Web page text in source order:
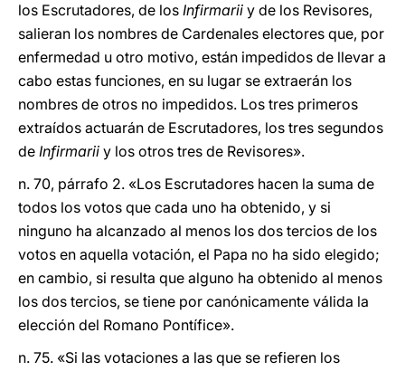
los Escrutadores, de los Infirmarii y de los Revisores,
salieran los nombres de Cardenales electores que, por
enfermedad u otro motivo, están impedidos de llevar a
cabo estas funciones, en su lugar se extraerán los
nombres de otros no impedidos. Los tres primeros
extraídos actuarán de Escrutadores, los tres segundos
de Infirmarii y los otros tres de Revisores».
n. 70, párrafo 2. «Los Escrutadores hacen la suma de
todos los votos que cada uno ha obtenido, y si
ninguno ha alcanzado al menos los dos tercios de los
votos en aquella votación, el Papa no ha sido elegido;
en cambio, si resulta que alguno ha obtenido al menos
los dos tercios, se tiene por canónicamente válida la
elección del Romano Pontífice».
n. 75. «Si las votaciones a las que se refieren los